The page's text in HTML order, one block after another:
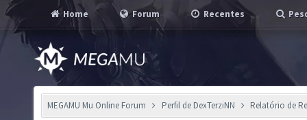
Home Forum Recentes
MEGAMU Mu Online Forum Perfil de DexTerziNN Relatório de